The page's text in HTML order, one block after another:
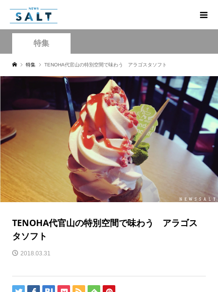
特集
特集 TENOHA代官山の特別空間で味わう アラゴスタソフト
TENOHA代官山の特別空間で味わう アラゴス
タソフト
2018.03.31